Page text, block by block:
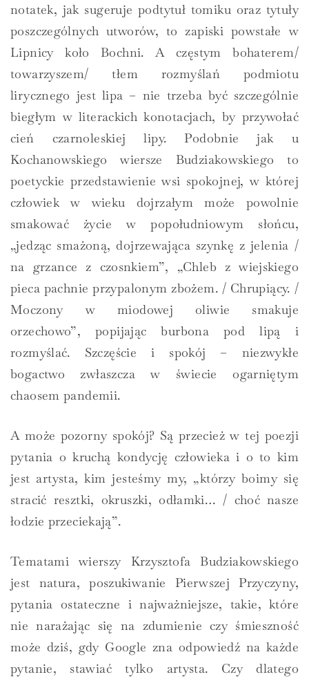
notatek, jak sugeruje podtytuł tomiku oraz tytuły
poszczególnych utworów, to zapiski powstałe w
Lipnicy koło Bochni. A częstym bohaterem/
towarzyszem/ tłem rozmyślań podmiotu
lirycznego jest lipa – nie trzeba być szczególnie
biegłym w literackich konotacjach, by przywołać
cień czarnoleskiej lipy. Podobnie jak u
Kochanowskiego wiersze Budziakowskiego to
poetyckie przedstawienie wsi spokojnej, w której
człowiek w wieku dojrzałym może powolnie
smakować życie w popołudniowym słońcu,
„jedząc smażoną, dojrzewająca szynkę z jelenia /
na grzance z czosnkiem”, „Chleb z wiejskiego
pieca pachnie przypalonym zbożem. / Chrupiący. /
Moczony w miodowej oliwie smakuje
orzechowo”, popijając burbona pod lipą i
rozmyślać. Szczęście i spokój – niezwykłe
bogactwo zwłaszcza w świecie ogarniętym
chaosem pandemii.
A może pozorny spokój? Są przecież w tej poezji
pytania o kruchą kondycję człowieka i o to kim
jest artysta, kim jesteśmy my, „którzy boimy się
stracić resztki, okruszki, odłamki… / choć nasze
łodzie przeciekają”.
Tematami wierszy Krzysztofa Budziakowskiego
jest natura, poszukiwanie Pierwszej Przyczyny,
pytania ostateczne i najważniejsze, takie, które
nie narażając się na zdumienie czy śmieszność
może dziś, gdy Google zna odpowiedź na każde
pytanie, stawiać tylko artysta. Czy dlatego